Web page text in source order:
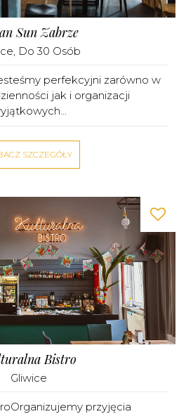
Sun Zabrze
, Do 30 Osób
perfekcyjni zarówno w
jak i organizacji
SZCZEGÓŁY
Bistro
Gliwice
przyjęcia